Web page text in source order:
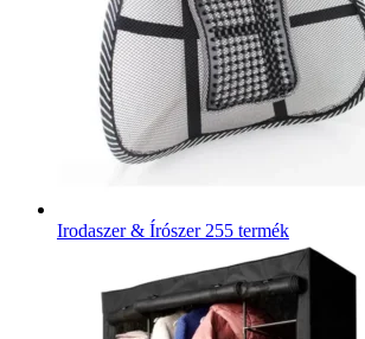
Irodaszer & Írószer 255 termék